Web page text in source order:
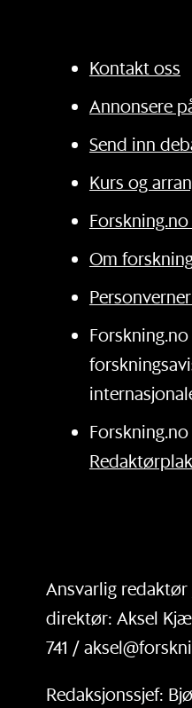
Kontakt oss
Annonsere
Send inn
Kurs og
Om
Ansvarlig
direktør: Aksel
741 /
Redaksjonssjef: